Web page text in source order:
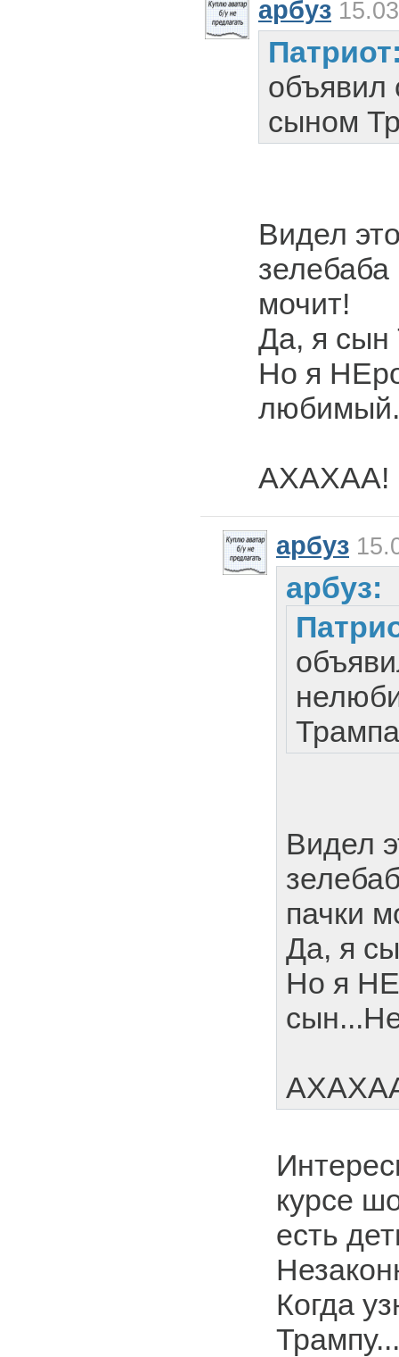
арбуз
сыном
Видел
зелебаба
мочит!
Да, я сын
Но я
любимый.
АХАХАА!
арбуз
арбуз:
Видел
пачки
Да, я
Но я
курсе
есть
Когда
Трампу...